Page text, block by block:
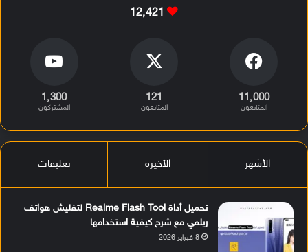
12٬421
11٬000
المتابعون
121
المتابعون
1٬300
المشتركون
الأشهر الأخيرة تعليقات
تحميل أداة Realme Flash Tool لتفليش هواتف
ريلمي مع شرح كيفية استخدامها
8 فبراير 2026